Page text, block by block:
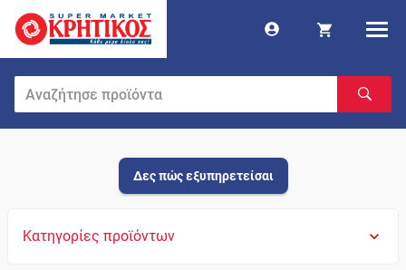
Δες πώς εξυπηρετείσαι
Κατηγορίες προϊόντων